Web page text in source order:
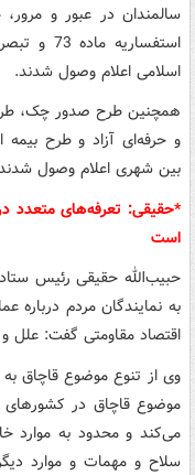
سالمندان در عبور و
اسلامی اعلام وصول شدند.
همچنین طرح صدور چک،
و حرفه‌ای آزاد و طرح بیمه
بین شهری اعلام وصول
*حقیقی: تعرفه‌های متعدد
است
حبیب‌‌الله حقیقی رئیس ستاد
به نمایندگان مردم درباره
اقتصاد مقاومتی گفت: علل
وی از تنوع موضوع قاچاق
موضوع قاچاق در کشورهای
می‌کند و محدود به موارد